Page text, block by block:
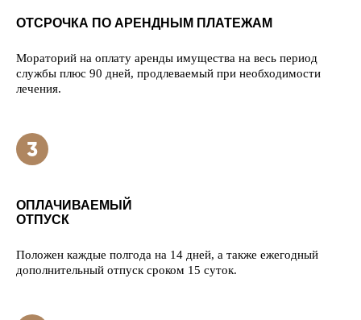
ОТСРОЧКА ПО АРЕНДНЫМ ПЛАТЕЖАМ
Мораторий на оплату аренды имущества на весь период
службы плюс 90 дней, продлеваемый при необходимости
лечения.
ОПЛАЧИВАЕМЫЙ
ОТПУСК
Положен каждые полгода на 14 дней, а также ежегодный
дополнительный отпуск сроком 15 суток.